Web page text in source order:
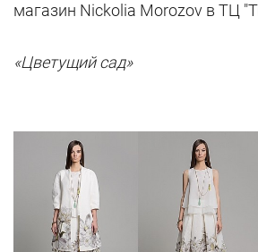
магазин Nickolia Morozov в ТЦ
«Цветущий сад»